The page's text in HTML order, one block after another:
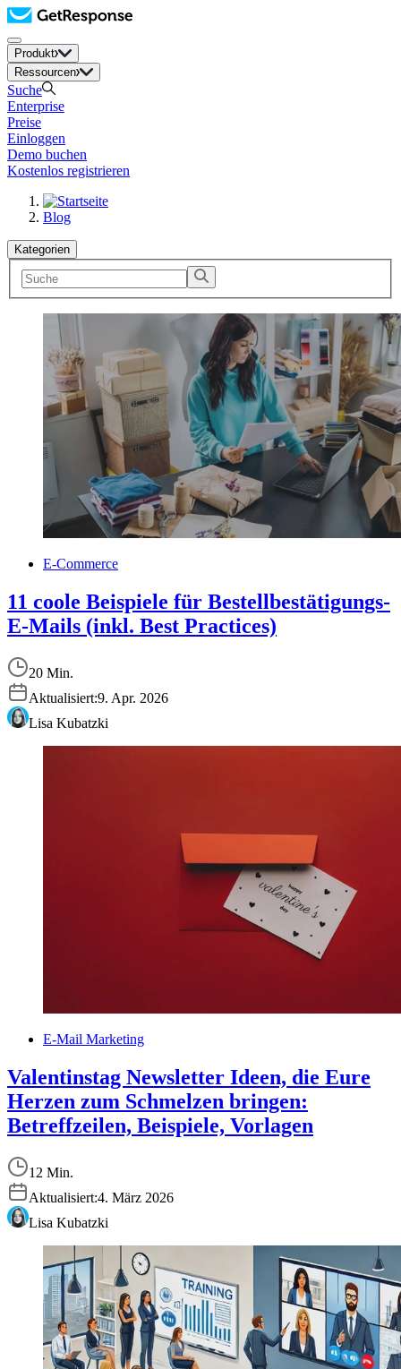
Produkt
Ressourcen
Suche
Enterprise
Preise
Einloggen
Demo buchen
Kostenlos registrieren
Blog
Kategorien
E-Commerce
11 coole Beispiele für Bestellbestätigungs-
E-Mails (inkl. Best Practices)
20 Min.
Aktualisiert:9. Apr. 2026
Lisa Kubatzki
E-Mail Marketing
Valentinstag Newsletter Ideen, die Eure
Herzen zum Schmelzen bringen:
Betreffzeilen, Beispiele, Vorlagen
12 Min.
Aktualisiert:4. März 2026
Lisa Kubatzki